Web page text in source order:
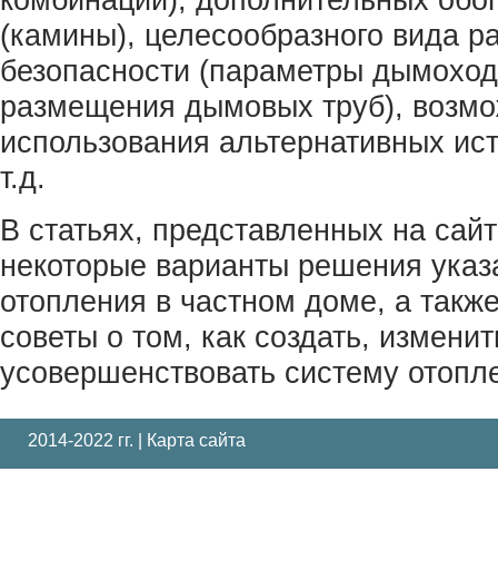
(камины), целесообразного вида
безопасности (параметры
размещения дымовых труб),
использования альтернативных
т.д.
В статьях, представленных на
некоторые варианты решения
отопления в частном доме, а
советы о том, как создать,
усовершенствовать систему
2014-2022 гг. | Карта сайта